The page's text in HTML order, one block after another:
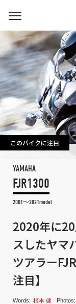
このバイクに注目
YAMAHA
FJR1300
2001～2021model
2020年に
スしたヤマ
ツアラー
注目】
Words: 根本 健 Photos: